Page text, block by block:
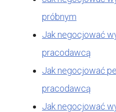
próbnym
Jak negocjować
pracodawcą
Jak negocjować
pracodawcą
Jak negocjować